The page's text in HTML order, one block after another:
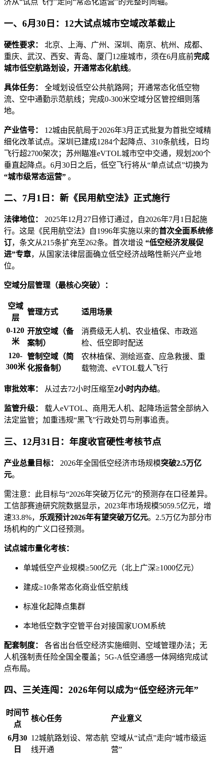
济从“试点飞行”走向“常态化运营”的完整时间轴。
一、6月30日：12大试点城市空域改革截止
硬性要求：
北京、上海、广州、深圳、南京、杭州、成都、
重庆、武汉、西安、青岛、厦门12座城市，须在6月底前完成
城市低空航路划设，开通常态化航线。
具体任务：
全域划设低空公共航路网；开通常态化低空物
流、空中通勤示范航线；完成0-300米空域分区管控细则落
地。
产业信号：
12城由民航局于2026年3月正式批复为首批空域精
细化改革试点。深圳已建成1284个起降点、310条航线，日均
飞行超2700架次；苏州瞄准eVTOL城市空中交通，规划200个
垂直起降点。6月30日之后，低空飞行将从“单点试点”切换为
“城市级常态运营” 。
二、7月1日：新《民用航空法》正式施行
法律地位：
2025年12月27日修订通过，自2026年7月1日起施
行。这是《民用航空法》自1996年实施以来的首次全面系统修
订，条文从215条扩充至262条。首次增设 “低空经济发展促
进”专章，从国家法律层面确立低空经济战略性新兴产业地
位。
空域分层管理（最核心突破）：
空域
层
管理方式 适用场景
0-120
米
开放空域（备
案制）
消费级无人机、农业植保、市政巡
检、低空即时配送
120-
300米
管制空域（简
化报备制）
农林植保、测绘巡查、应急救援、重
载物流、eVTOL载人飞行
审批效率： 从过去72小时压缩至2小时内办结。
监管升级：
载人eVTOL、商用无人机、起降场运营全部纳入
法定监管；加重违规“黑飞”行政处罚与刑事追责。
三、12月31日：年度收官硬性考核节点
产业总量目标： 2026年全国低空经济市场规模突破2.5万亿
元。
需注意：此目标与“2026年突破万亿元”的预测存在口径差异。
工信部赛迪研究院数据显示，2023年市场规模5059.5亿元，增
速33.8%， 乐观预计2026年有望突破万亿元。2.5万亿为部分市
场机构的广义口径预测。
试点城市量化考核：
单城低空产业规模≥500亿元（北上广深≥1000亿元）
建成≥10条常态化商业低空航线
标准化起降点集群
本地低空数字空管平台对接国家UOM系统
配套制度：
各省出台低空经济实施细则、空域管理办法；无
人机强制责任险全国全覆盖；5G-A低空通感一体网络完成试
点布局。
四、三关连闯：2026年何以成为“低空经济元年”
时间节
点
核心任务 产业意义
6月30
日
12城航路划设、常态航
线开通
空域从“试点”走向“城市级运
营”